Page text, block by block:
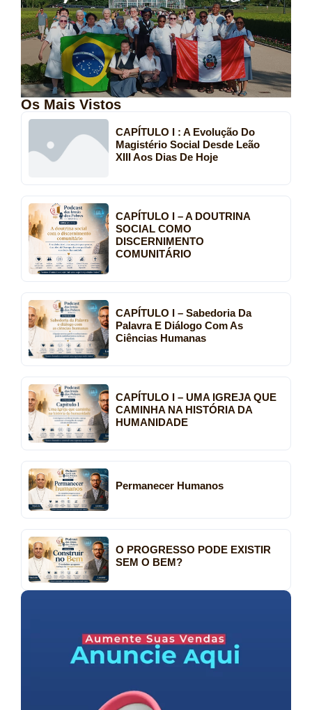
Os Mais Vistos
CAPÍTULO I : A Evolução Do
Magistério Social Desde Leão
XIII Aos Dias De Hoje
CAPÍTULO I – A DOUTRINA
SOCIAL COMO
DISCERNIMENTO
COMUNITÁRIO
CAPÍTULO I – Sabedoria Da
Palavra E Diálogo Com As
Ciências Humanas
CAPÍTULO I – UMA IGREJA QUE
CAMINHA NA HISTÓRIA DA
HUMANIDADE
Permanecer Humanos
O PROGRESSO PODE EXISTIR
SEM O BEM?